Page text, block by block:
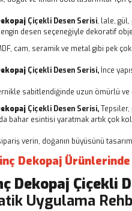
Çiçekli Desen Serisi, lale,
desen seçeneğiyle dekoratif
cam, seramik ve metal gibi pek
Çiçekli Desen Serisi, İnce
sabitlendiğinde uzun ömürlü ve
Çiçekli Desen Serisi,
bahar esintisi yaratmak artık çok
verin, doğanın büyüsünü
Dekopaj
Dekopaj Çiçekli
Uygulama